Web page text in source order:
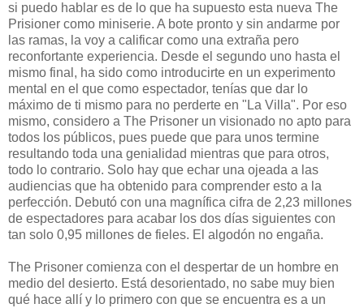
si puedo hablar es de lo que ha supuesto esta nueva The
Prisioner como miniserie. A bote pronto y sin andarme por
las ramas, la voy a calificar como una extraña pero
reconfortante experiencia. Desde el segundo uno hasta el
mismo final, ha sido como introducirte en un experimento
mental en el que como espectador, tenías que dar lo
máximo de ti mismo para no perderte en "La Villa". Por eso
mismo, considero a The Prisoner un visionado no apto para
todos los públicos, pues puede que para unos termine
resultando toda una genialidad mientras que para otros,
todo lo contrario. Solo hay que echar una ojeada a las
audiencias que ha obtenido para comprender esto a la
perfección. Debutó con una magnífica cifra de 2,23 millones
de espectadores para acabar los dos días siguientes con
tan solo 0,95 millones de fieles. El algodón no engaña.
The Prisoner comienza con el despertar de un hombre en
medio del desierto. Está desorientado, no sabe muy bien
qué hace allí y lo primero con que se encuentra es a un